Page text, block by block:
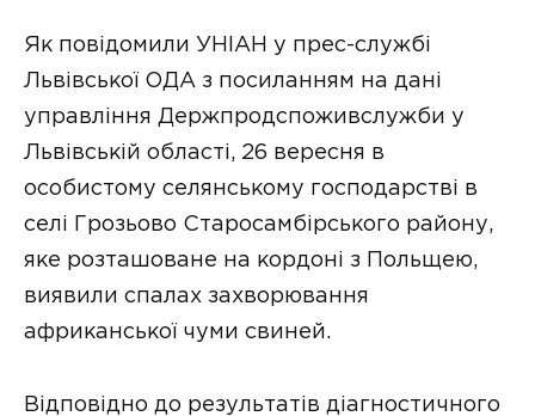
Як повідомили УНІАН у прес-службі
Львівської ОДА з посиланням на дані
управління Держпродспоживслужби у
Львівській області, 26 вересня в
особистому селянському господарстві в
селі Грозьово Старосамбірського району,
яке розташоване на кордоні з Польщею,
виявили спалах захворювання
африканської чуми свиней.
Відповідно до результатів діагностичного